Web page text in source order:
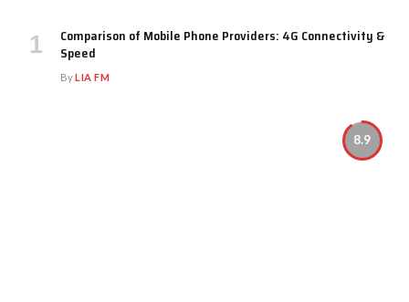
Comparison of Mobile Phone Providers: 4G Connectivity &
Speed
ByLIA FM
8.9